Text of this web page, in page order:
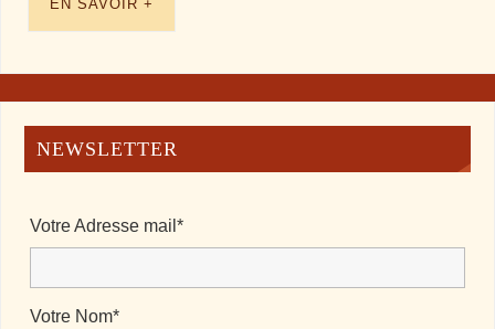
EN SAVOIR +
NEWSLETTER
Votre Adresse mail*
Votre Nom*